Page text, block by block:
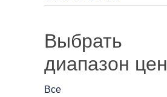
Выбрать
диапазон цен
Все